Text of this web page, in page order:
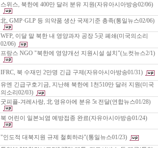
스위스, 북한에 400만 달러 분유 지원(자유아시아방송02/06)
北, GMP·GLP 등 의약품 생산 국제기준 총족(통일뉴스02/06)
WFP, 이달 말 북한 내 영양과자 공장 5곳 폐쇄(미국의소리
02/06)
프랑스 NGO "북한에 영양개선 지원시설 설치"(노컷뉴스2/1)
IFRC, 북 수재민 2만명 긴급 구제(자유아시아방송01/31)
유엔 긴급구호기금, 지난해 북한에 1천510만 달러 지원(미국
의소리02/03)
굿피플-겨레사랑, 北 영유아에 분유 5t 전달(연합뉴스01/28)
북 어린이 일본뇌염 예방접종 완료(자유아시아방송01/24)
"인도적 대북지원 규제 철회하라"(통일뉴스01/23)